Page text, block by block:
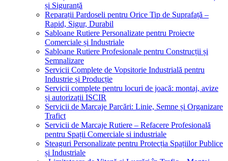
și Siguranță
Reparații Pardoseli pentru Orice Tip de Suprafață –
Rapid, Sigur, Durabil
Sabloane Rutiere Personalizate pentru Proiecte
Comerciale și Industriale
Sabloane Rutiere Profesionale pentru Construcții și
Semnalizare
Servicii Complete de Vopsitorie Industrială pentru
Industrie și Producție
Servicii complete pentru locuri de joacă: montaj, avize
și autorizații ISCIR
Servicii de Marcaje Parcări: Linie, Semne și Organizare
Trafict
Servicii de Marcaje Rutiere – Refacere Profesională
pentru Spații Comerciale si industriale
Steaguri Personalizate pentru Protecția Spațiilor Publice
și Industriale